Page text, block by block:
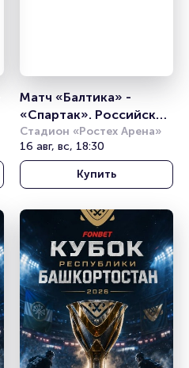
Матч «Балтика» -
«Спартак». Российская
Премьер-лига
Стадион «Ростех Арена»
16 авг, вс, 18:30
Купить